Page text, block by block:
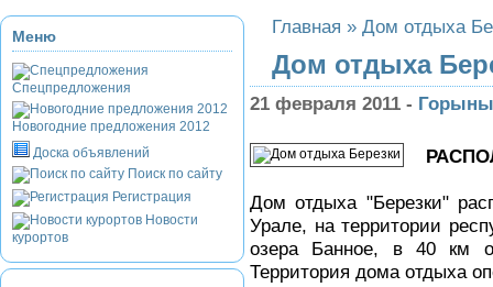
Меню
Спецпредложения
Новогодние предложения 2012
Доска объявлений
Поиск по сайту
Регистрация
Новости
курортов
Главная » Дом отдыха
Дом отдыха
21 февраля 2011 -
Дом отдыха "Березки"
Урале, на территории
озера Банное, в 40 км
Территория дома отдыха